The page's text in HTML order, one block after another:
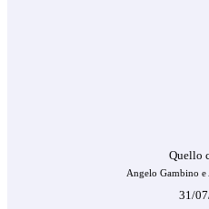
Quello
Angelo Gambino e
31/